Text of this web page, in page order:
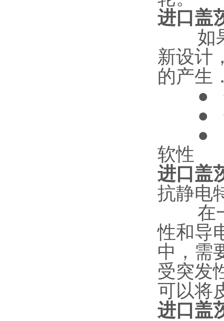
进口盖
如果
新设计
的产生
● 使
● 使
● 减
软性
进口盖
抗静电
在一
性和导
中，需
受突发
可以将
进口盖